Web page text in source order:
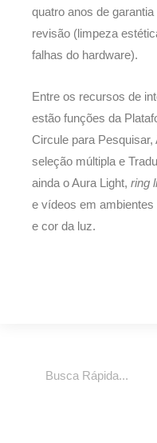
quatro anos de
revisão (limpeza
falhas do hardware).
Entre os recursos de
estão funções da
Circule para
seleção múltipla e
ainda o Aura Light, ring
e vídeos em
e cor da luz.